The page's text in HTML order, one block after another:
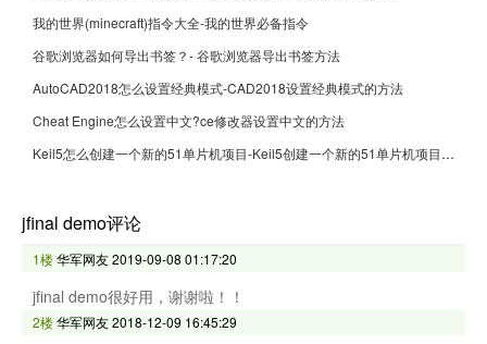
我的世界(minecraft)指令大全-我的世界必备指令
谷歌浏览器如何导出书签？- 谷歌浏览器导出书签方法
AutoCAD2018怎么设置经典模式-CAD2018设置经典模式的方法
Cheat Engine怎么设置中文?ce修改器设置中文的方法
Keil5怎么创建一个新的51单片机项目-Keil5创建一个新的51单片机项目的方法
jfinal demo评论
1楼华军网友2019-09-08 01:17:20
jfinal demo很好用，谢谢啦！！
2楼华军网友2018-12-09 16:45:29